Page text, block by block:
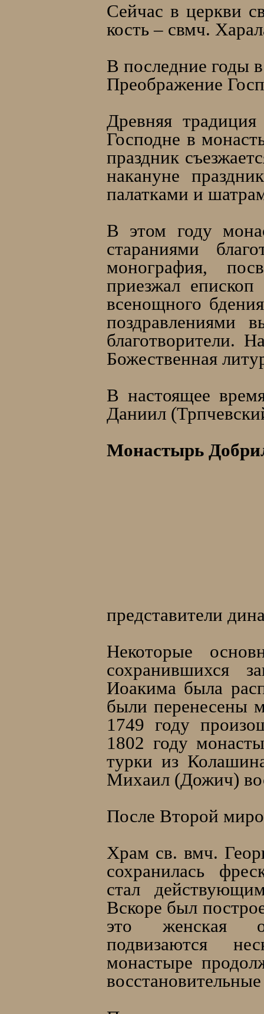
Сейчас в церкви
кость – свмч.
В последние годы
Преображение
Древняя
Господне в
праздник
накануне
палатками и
В этом году
стараниями
монография,
приезжал
всенощного
поздравлениями
благотворители.
Божественная
В настоящее
Даниил
Монастырь
представители
Некоторые
сохранившихся
Иоакима была
были перенесены
1749 году
1802 году
турки из
Михаил (Дожич)
После Второй
Храм св. вмч.
сохранилась
стал
Вскоре был
это женская
подвизаются
монастыре